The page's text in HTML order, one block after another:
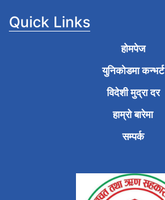
Quick Links
होमपेज
युनिकोडमा कन्भर्ट
विदेशी मुद्रा दर
हाम्रो बारेमा
सम्पर्क